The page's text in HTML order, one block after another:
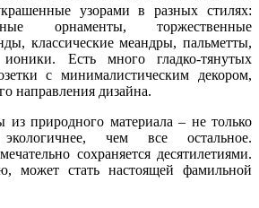
узорами в разных стилях:
орнаменты, торжественные
классические меандры, пальметты,
Есть много гладко-тянутых
с минималистическим декором,
направления дизайна.
из природного материала – не только
чем все остальное.
сохраняется десятилетиями.
может стать настоящей фамильной